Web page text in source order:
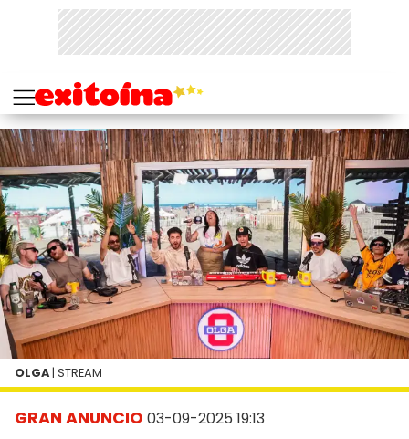
GRAN ANUNCIO 03-09-2025 19:13
OLGA | STREAM